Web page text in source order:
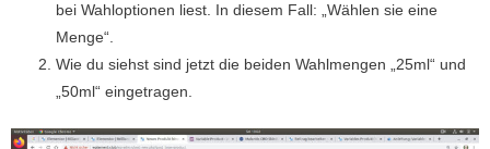
bei Wahloptionen liest. In diesem Fall: „Wählen sie eine
Menge“.
Wie du siehst sind jetzt die beiden Wahlmengen „25ml“ und
„50ml“ eingetragen.